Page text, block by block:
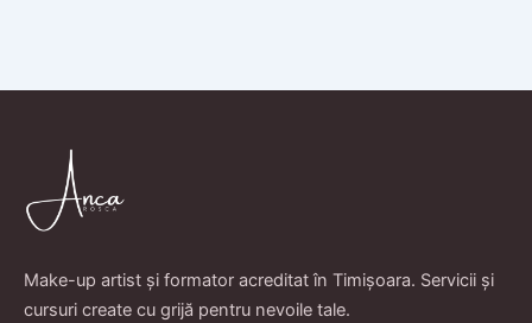
Make-up artist și formator acreditat în Timișoara. Servicii și
cursuri create cu grijă pentru nevoile tale.